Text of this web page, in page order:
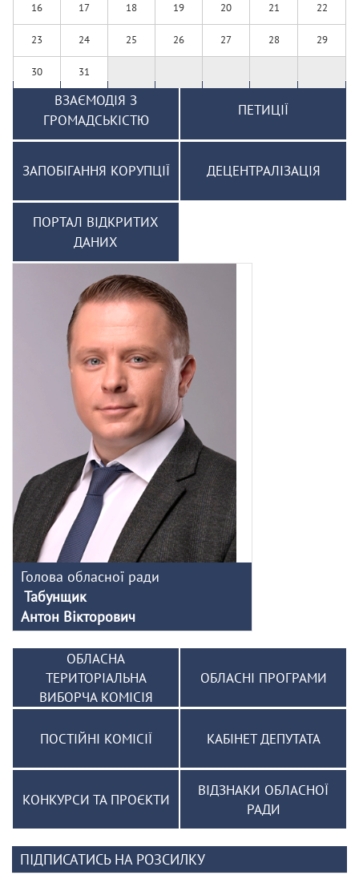
16 17 18 19 20 21 22
23 24 25 26 27 28 29
30 31
ВЗАЄМОДІЯ З
ГРОМАДСЬКІСТЮ
ПЕТИЦІЇ
ЗАПОБІГАННЯ КОРУПЦІЇ ДЕЦЕНТРАЛІЗАЦІЯ
ПОРТАЛ ВІДКРИТИХ
ДАНИХ
Голова обласної ради
Табунщик
Антон Вікторович
ОБЛАСНА
ТЕРИТОРІАЛЬНА
ВИБОРЧА КОМІСІЯ
ОБЛАСНІ ПРОГРАМИ
ПОСТІЙНІ КОМІСІЇ КАБІНЕТ ДЕПУТАТА
КОНКУРСИ ТА ПРОЄКТИ
ВІДЗНАКИ ОБЛАСНОЇ
РАДИ
ПІДПИСАТИСЬ НА РОЗСИЛКУ